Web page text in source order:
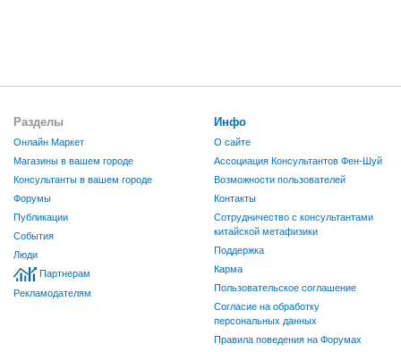
Разделы
Онлайн Маркет
Магазины в вашем городе
Консультанты в вашем городе
Форумы
Публикации
События
Люди
Партнерам
Рекламодателям
Инфо
О сайте
Ассоциация Консультантов Фен-Шуй
Возможности пользователей
Контакты
Сотрудничество с консультантами
китайской метафизики
Поддержка
Карма
Пользовательское соглашение
Согласие на обработку
персональных данных
Правила поведения на Форумах